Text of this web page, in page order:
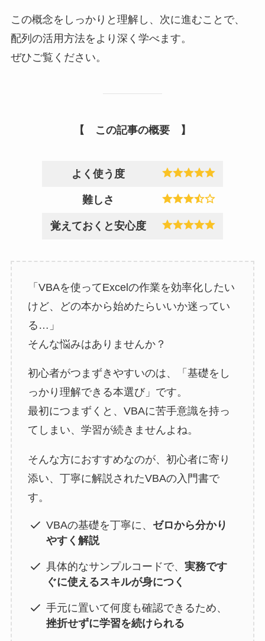
この概念をしっかりと理解し、次に進むことで、
配列の活用方法をより深く学べます。
ぜひご覧ください。
【 この記事の概要 】
よく使う度
難しさ
覚えておくと安心度
「VBAを使ってExcelの作業を効率化したい
けど、どの本から始めたらいいか迷ってい
る…」
そんな悩みはありませんか？
初心者がつまずきやすいのは、「基礎をし
っかり理解できる本選び」です。
最初につまずくと、VBAに苦手意識を持っ
てしまい、学習が続きませんよね。
そんな方におすすめなのが、初心者に寄り
添い、丁寧に解説されたVBAの入門書で
す。
VBAの基礎を丁寧に、 ゼロから分かり
やすく解説
具体的なサンプルコードで、実務です
ぐに使えるスキルが身につく
手元に置いて何度も確認できるため、
挫折せずに学習を続けられる